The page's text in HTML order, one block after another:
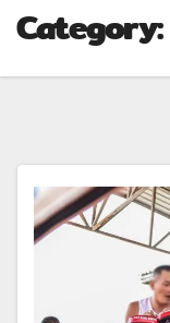
Category: